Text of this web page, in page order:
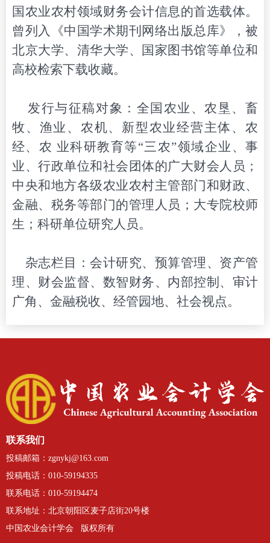
国农业农村领域财务会计信息的首选载体。
曾列入《中国学术期刊网络出版总库》，被
北京大学、清华大学、国家图书馆等单位和
高校检索下载收藏。
发行与征稿对象：全国农业、农垦、畜
牧、渔业、农机、 新型农业经营主体 、农
经、农 业科研教育等“三农”领域企业、事
业、行政单位和社会团体的广大财会人员 ；
中央和地方各级农业农村主管部门和财政、
金融、税务等部门的管理人员；大专院校师
生 ；科研单位研究人员。
杂志栏目：会计研究、预算管理、资产管
理、财会监督、数智财务、内部控制、审计
广角、金融税收、经管园地、社会视点。
联系我们
投稿邮箱：zgnykj@163.com
投稿电话：010-59194335
联系电话：010-59194474
联系地址： 北京朝阳区麦子店街20号楼
中国农业会计学会 版权所有